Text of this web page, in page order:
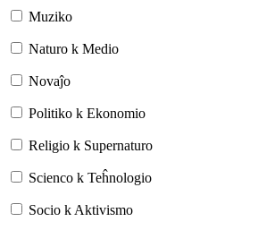
Muziko
Naturo k Medio
Novaĵo
Politiko k Ekonomio
Religio k Supernaturo
Scienco k Teĥnologio
Socio k Aktivismo